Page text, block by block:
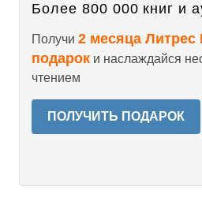
Более 800 000 книг и
Получи 2 месяца Литрес
подарок и наслаждайся
чтением
ПОЛУЧИТЬ ПОДАРОК